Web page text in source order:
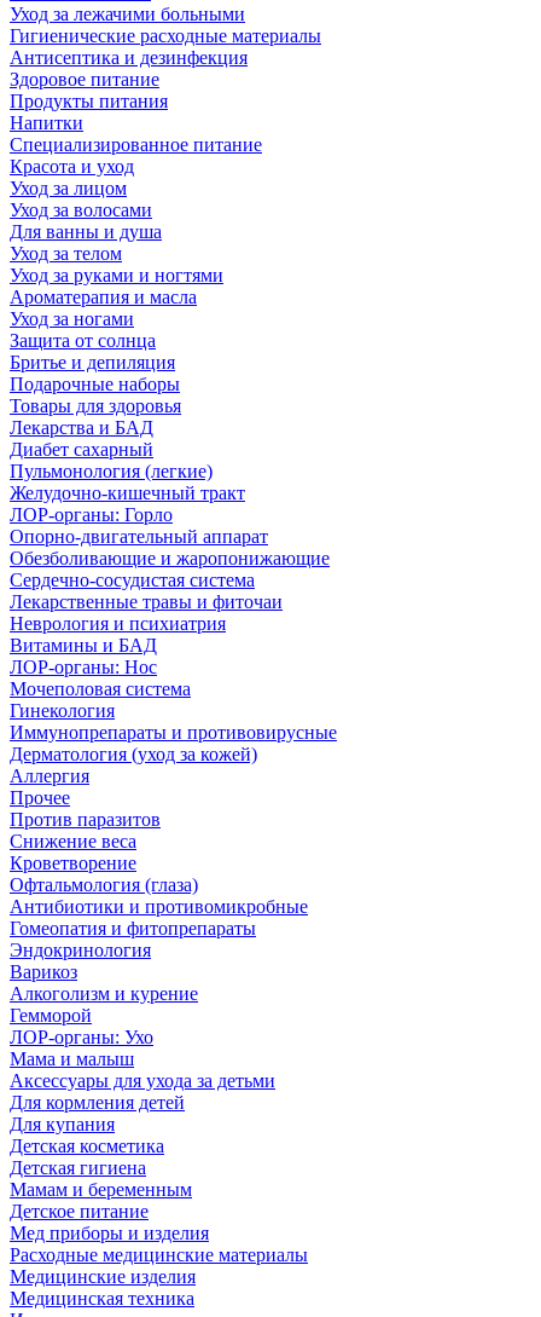
Уход за лежачими больными
Гигиенические расходные материалы
Антисептика и дезинфекция
Здоровое питание
Продукты питания
Напитки
Специализированное питание
Красота и уход
Уход за лицом
Уход за волосами
Для ванны и душа
Уход за телом
Уход за руками и ногтями
Ароматерапия и масла
Уход за ногами
Защита от солнца
Бритье и депиляция
Подарочные наборы
Товары для здоровья
Лекарства и БАД
Диабет сахарный
Пульмонология (легкие)
Желудочно-кишечный тракт
ЛОР-органы: Горло
Опорно-двигательный аппарат
Обезболивающие и жаропонижающие
Сердечно-сосудистая система
Лекарственные травы и фиточаи
Неврология и психиатрия
Витамины и БАД
ЛОР-органы: Нос
Мочеполовая система
Гинекология
Иммунопрепараты и противовирусные
Дерматология (уход за кожей)
Аллергия
Прочее
Против паразитов
Снижение веса
Кроветворение
Офтальмология (глаза)
Антибиотики и противомикробные
Гомеопатия и фитопрепараты
Эндокринология
Варикоз
Алкоголизм и курение
Гемморой
ЛОР-органы: Ухо
Мама и малыш
Аксессуары для ухода за детьми
Для кормления детей
Для купания
Детская косметика
Детская гигиена
Мамам и беременным
Детское питание
Мед приборы и изделия
Расходные медицинские материалы
Медицинские изделия
Медицинская техника